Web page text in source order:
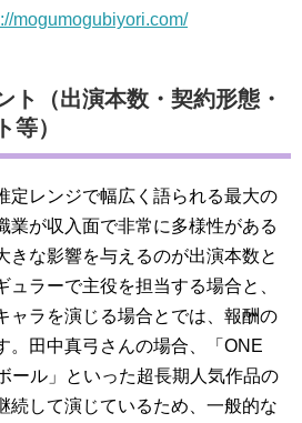
mogumogubiyori.com/
ト（出演本数・契約形態・
等）
定レンジで幅広く語られる最大の
業が収入面で非常に多様性がある
きな影響を与えるのが出演本数と
ラーで主役を担当する場合と、
ャラを演じる場合とでは、報酬の
。田中真弓さんの場合、「ONE
ール」といった超長期人気作品の
続して演じているため、一般的な